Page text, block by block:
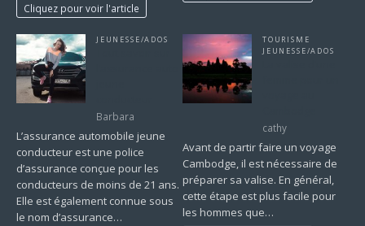
Cliquez pour voir l'article
JEUNESSE/ADOS
Barbara
L’assurance automobile jeune
conducteur est une police
d’assurance conçue pour les
conducteurs de moins de 21 ans.
Elle est également connue sous
le nom d’assurance…
TOURISME
JEUNESSE/ADOS
cathy
Avant de partir faire un voyage
Cambodge, il est nécessaire de
préparer sa valise. En général,
cette étape est plus facile pour
les hommes que…